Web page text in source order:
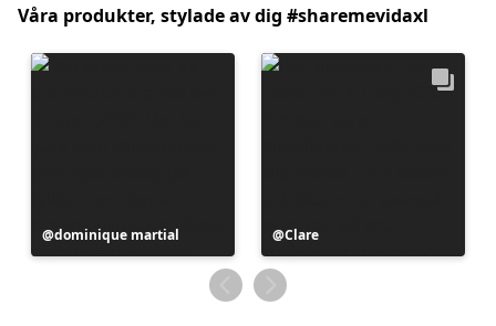
Våra produkter, stylade av dig #sharemevidaxl
Inlägg
publicerat
dominique martial
Inlägg
publicerat
av
Clare